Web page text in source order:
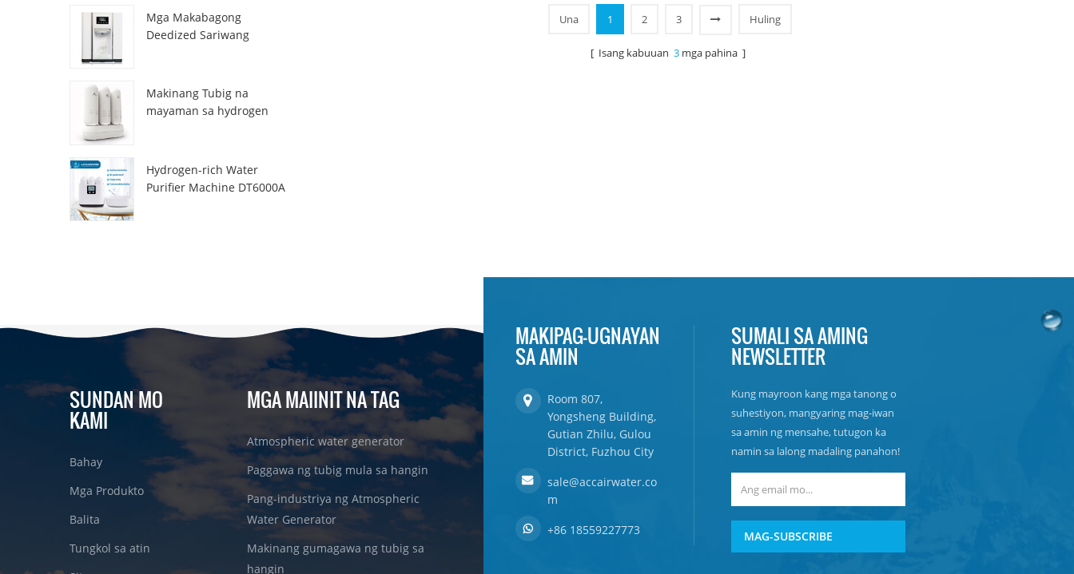
Mga Makabagong
Deedized Sariwang
ZL9510W
Makinang Tubig na
mayaman sa hydrogen
Hydrogen-rich Water
Purifier Machine DT6000A
Una
1 2 3 Huling
[ Isang kabuuan 3mga pahina ]
SUNDAN MO
KAMI
Bahay
Mga Produkto
Balita
Tungkol sa atin
MGA MAIINIT NA TAG
Atmospheric water generator
Paggawa ng tubig mula sa hangin
Pang-industriya ng Atmospheric
Water Generator
Makinang gumagawa ng tubig sa
hangin
MAKIPAG-UGNAYAN
SA AMIN
Room 807,
Yongsheng Building,
Gutian Zhilu, Gulou
District, Fuzhou City
sale@accairwater.co
m
+86 18559227773
SUMALI SA AMING
NEWSLETTER
Kung mayroon kang mga tanong o
suhestiyon, mangyaring mag-iwan
sa amin ng mensahe, tutugon ka
namin sa lalong madaling panahon!
MAG-SUBSCRIBE